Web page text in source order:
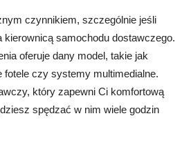
czynnikiem, szczególnie jeśli
samochodu dostawczego.
oferuje dany model, takie jak
fotele czy systemy multimedialne.
który zapewni Ci komfortową
spędzać w nim wiele godzin